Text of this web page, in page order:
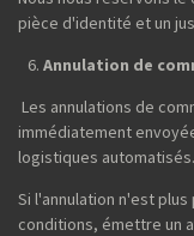
pièce d'identité et un
Annulation de
Les annulations de
immédiatement
logistiques automatisés.
Si l'annulation n'est
conditions, émettre un